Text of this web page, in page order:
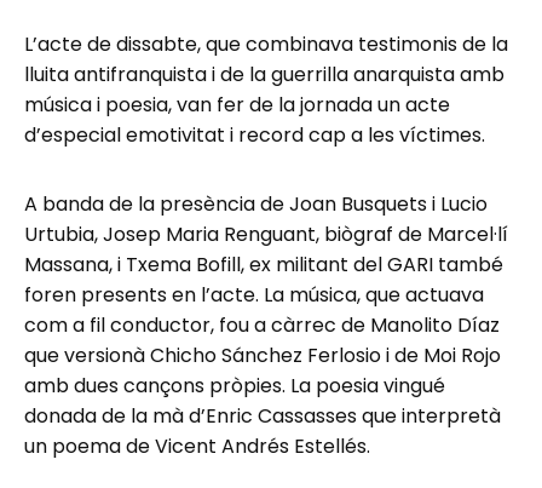
L’acte de dissabte, que combinava testimonis de la
lluita antifranquista i de la guerrilla anarquista amb
música i poesia, van fer de la jornada un acte
d’especial emotivitat i record cap a les víctimes.
A banda de la presència de Joan Busquets i Lucio
Urtubia, Josep Maria Renguant, biògraf de Marcel·lí
Massana, i Txema Bofill, ex militant del GARI també
foren presents en l’acte. La música, que actuava
com a fil conductor, fou a càrrec de Manolito Díaz
que versionà Chicho Sánchez Ferlosio i de Moi Rojo
amb dues cançons pròpies. La poesia vingué
donada de la mà d’Enric Cassasses que interpretà
un poema de Vicent Andrés Estellés.